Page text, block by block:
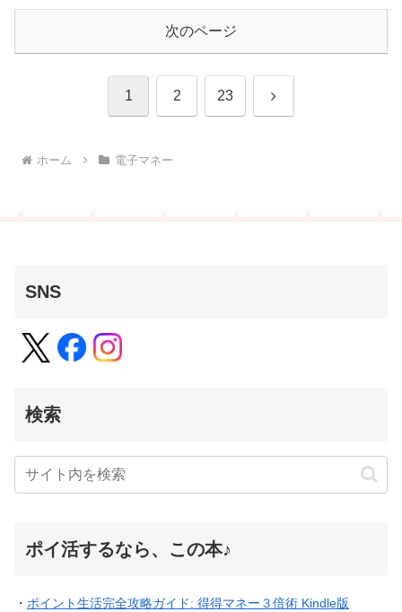
次のページ
1 2 23 次
ホーム 電子マネー
SNS
検索
ポイ活するなら、この本♪
・ ポイント生活完全攻略ガイド: 得得マネー３倍術 Kindle版